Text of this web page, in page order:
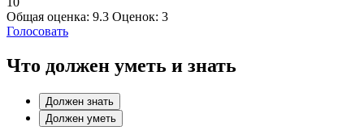
Общая оценка: 9.3 Оценок: 3
Голосовать
Что должен уметь и знать
Должен знать
Должен уметь